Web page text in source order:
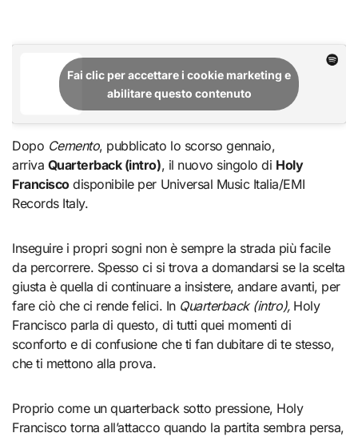
Fai clic per accettare i cookie marketing e
abilitare questo contenuto
Dopo Cemento, pubblicato lo scorso gennaio,
arriva Quarterback (intro), il nuovo singolo di Holy
Franciscodisponibile per Universal Music Italia/EMI
Records Italy.
Inseguire i propri sogni non è sempre la strada più facile
da percorrere. Spesso ci si trova a domandarsi se la scelta
giusta è quella di continuare a insistere, andare avanti, per
fare ciò che ci rende felici. In Quarterback (intro), Holy
Francisco parla di questo, di tutti quei momenti di
sconforto e di confusione che ti fan dubitare di te stesso,
che ti mettono alla prova.
Proprio come un quarterback sotto pressione, Holy
Francisco torna all’attacco quando la partita sembra persa,